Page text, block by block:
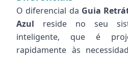
O diferencial da Guia
Azul reside no seu
inteligente, que é
rapidamente às